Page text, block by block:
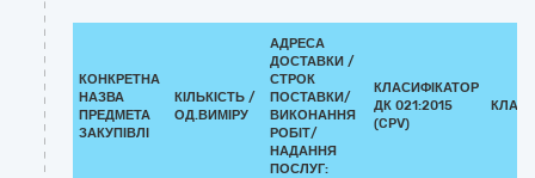
КОНКРЕТНА
НАЗВА
ПРЕДМЕТА
ЗАКУПІВЛІ
КІЛЬКІСТЬ /
ОД.ВИМІРУ
АДРЕСА
ДОСТАВКИ /
СТРОК
ПОСТАВКИ/
ВИКОНАННЯ
РОБІТ/
НАДАННЯ
ПОСЛУГ:
КЛАСИФІКАТОР
ДК 021:2015
(CPV)